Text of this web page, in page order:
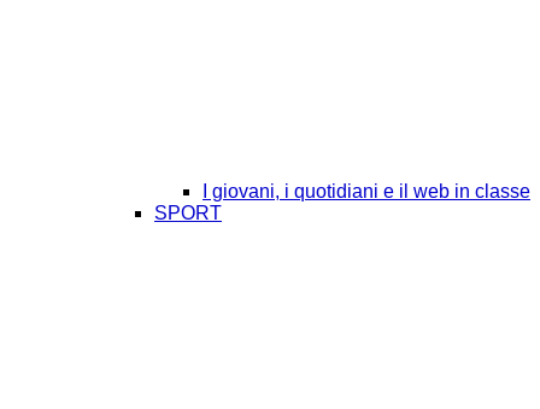
I giovani, i quotidiani e il web in classe
SPORT